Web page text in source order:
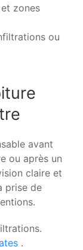
zones
ou
avant
ou après un
claire et
prise de
.